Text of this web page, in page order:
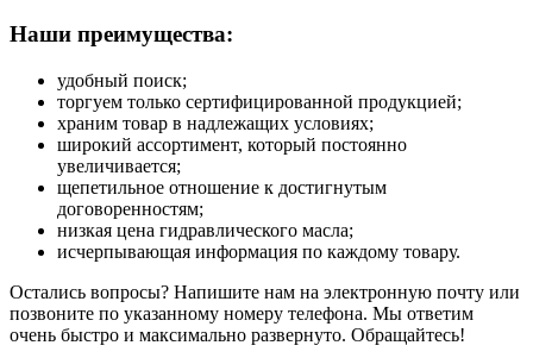
Наши преимущества:
удобный поиск;
торгуем только сертифицированной продукцией;
храним товар в надлежащих условиях;
широкий ассортимент, который постоянно
увеличивается;
щепетильное отношение к достигнутым
договоренностям;
низкая цена гидравлического масла;
исчерпывающая информация по каждому товару.
Остались вопросы? Напишите нам на электронную почту или
позвоните по указанному номеру телефона. Мы ответим
очень быстро и максимально развернуто. Обращайтесь!